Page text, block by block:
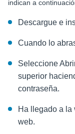
indican a
Descargue e
Cuando lo
Seleccione
superior
contraseña.
Ha llegado a
web.